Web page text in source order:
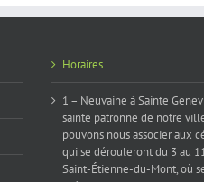
Horaires
1 – Neuvaine à Sainte
sainte patronne de notre
pouvons nous associer aux
qui se dérouleront du 3 au
Saint-Étienne-du-Mont, où